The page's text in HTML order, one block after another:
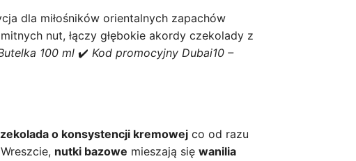
dla miłośników orientalnych zapachów
nut, łączy głębokie akordy czekolady z
100 ml ✔️ Kod promocyjny Dubai10 –
o konsystencji kremowej co od razu
nutki bazowe mieszają się wanilia